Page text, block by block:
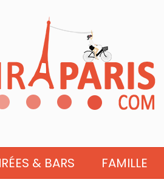
& BARS FAMILLE